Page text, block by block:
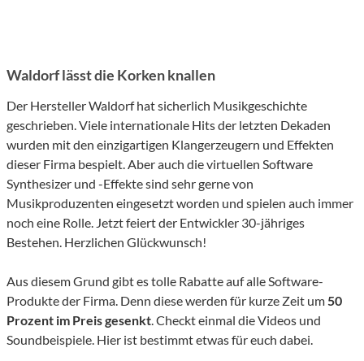
Waldorf lässt die Korken knallen
Der Hersteller Waldorf hat sicherlich Musikgeschichte
geschrieben. Viele internationale Hits der letzten Dekaden
wurden mit den einzigartigen Klangerzeugern und Effekten
dieser Firma bespielt. Aber auch die virtuellen Software
Synthesizer und -Effekte sind sehr gerne von
Musikproduzenten eingesetzt worden und spielen auch immer
noch eine Rolle. Jetzt feiert der Entwickler 30-jähriges
Bestehen. Herzlichen Glückwunsch!
Aus diesem Grund gibt es tolle Rabatte auf alle Software-
Produkte der Firma. Denn diese werden für kurze Zeit um50
Prozent im Preis gesenkt. Checkt einmal die Videos und
Soundbeispiele. Hier ist bestimmt etwas für euch dabei.